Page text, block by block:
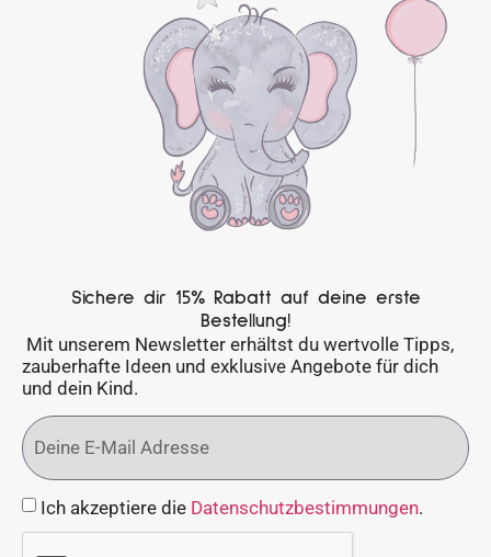
Sichere dir 15% Rabatt auf deine erste
Bestellung!
Mit unserem Newsletter erhältst du wertvolle Tipps,
zauberhafte Ideen und exklusive Angebote für dich
und dein Kind.
Ich akzeptiere die Datenschutzbestimmungen.